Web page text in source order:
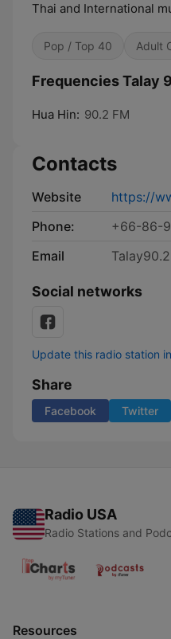
Thai and International
Pop / Top 40 Adult
Frequencies Talay
Hua Hin: 90.2 FM
Contacts
Website
https://
Phone:
+66-86-
Email
Social networks
Update this radio station
Share
Facebook Twitter
Radio USA
Radio Stations and
Resources